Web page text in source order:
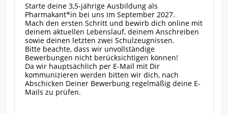
Starte deine 3,5-jährige Ausbildung als
Pharmakant*in bei uns im September 2027.
Mach den ersten Schritt und bewirb dich online mit
deinem aktuellen Lebenslauf, deinem Anschreiben
sowie deinen letzten zwei Schulzeugnissen.
Bitte beachte, dass wir unvollständige
Bewerbungen nicht berücksichtigen können!
Da wir hauptsächlich per E-Mail mit Dir
kommunizieren werden bitten wir dich, nach
Abschicken Deiner Bewerbung regelmäßig deine E-
Mails zu prüfen.